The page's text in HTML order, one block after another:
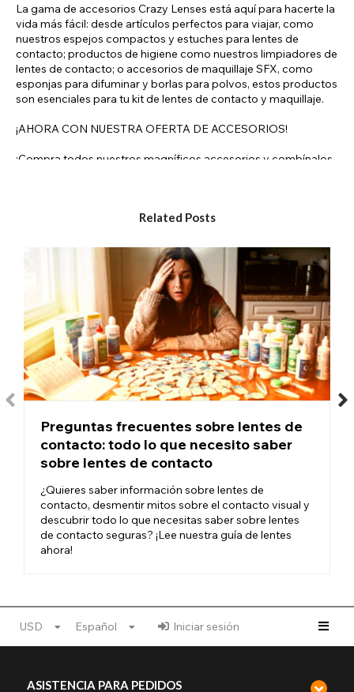
La gama de accesorios Crazy Lenses está aquí para hacerte la
vida más fácil: desde artículos perfectos para viajar, como
nuestros espejos compactos y estuches para lentes de
contacto; productos de higiene como nuestros limpiadores de
lentes de contacto; o accesorios de maquillaje SFX, como
esponjas para difuminar y borlas para polvos, estos productos
son esenciales para tu kit de lentes de contacto y maquillaje.
¡AHORA CON NUESTRA OFERTA DE ACCESORIOS!
¡Compra todos nuestros magníficos accesorios y combínalos
de colores y diseños para que elijas el que mejor se adapte a ti.
Nuestros accesorios para lentes de contacto:
Tenemos una gama de herramientas listas para comprar junto
con tus lentes que te ayudarán a mantenerlas limpias y
seguras de usar, y te facilitarán la aplicación.
Solución para lentes de contacto:
Cada vez que use cualquier tipo de lente de contacto, se
solución multiusos para lentes de contacto durante 2 o 3 horas
antes de colocárselos. Esto se debe a que la solución en la que
se almacenan tiene un pH más alto y, por lo tanto, puede irritar
Este paso también es esencial entre el uso de lentes
reutilizables, ya que la solución para lentes de contacto
contiene un desinfectante suave que eliminará cualquier
residuo o gérmenes que se hayan contraído durante el uso y la
Estuches para lentes de contacto:
Related Posts
Preguntas frecuentes sobre lentes de
contacto: todo lo que necesito saber
sobre lentes de contacto
¿Quieres saber información sobre lentes de
contacto, desmentir mitos sobre el contacto visual y
descubrir todo lo que necesitas saber sobre lentes
de contacto seguras? ¡Lee nuestra guía de lentes
ahora!
USD Español Iniciar sesión
ASISTENCIA PARA PEDIDOS